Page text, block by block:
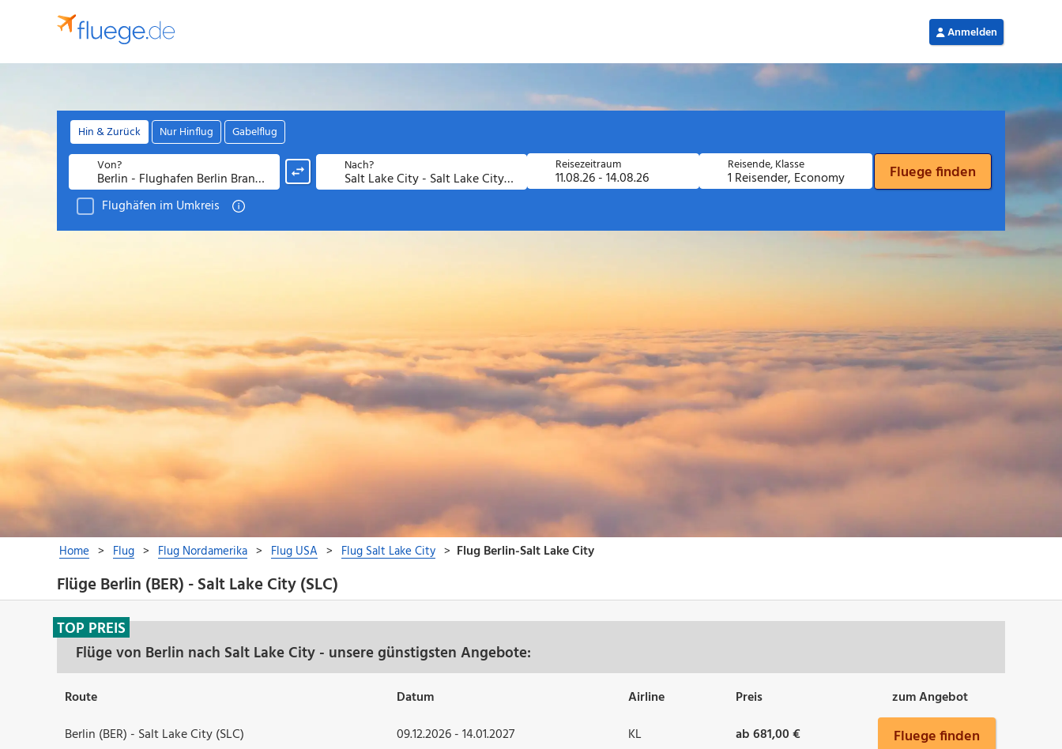
Flüge Berlin (BER) - Salt Lake City (SLC)
Flüge von Berlin nach Salt Lake City - unsere günstigsten Angebote:
TOP PREIS
Route Datum Airline Preis
zum Angebot
Berlin (BER) - Salt Lake City (SLC)
09.12.2026 - 14.01.2027 KL ab 681,00 € Fluege finden